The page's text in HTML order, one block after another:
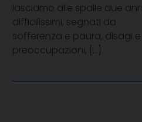
lasciamo alle spalle due
difficilissimi, segnati da
sofferenza e paura, disagi e
preoccupazioni, […]